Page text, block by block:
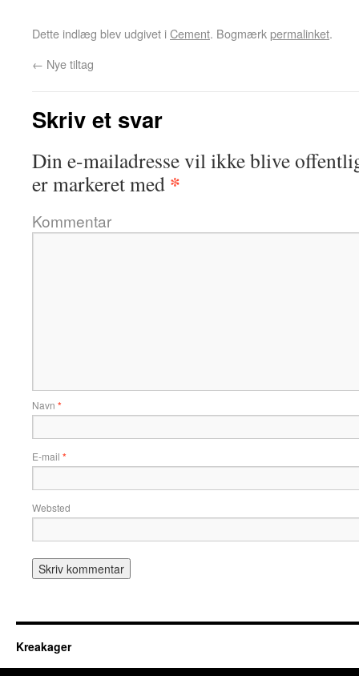
Dette indlæg blev udgivet iCement. Bogmærkpermalinket.
← Nye tiltag
Skriv et svar
Din e-mailadresse vil ikke blive
er markeret med *
Kommentar
Navn *
E-mail *
Websted
Kreakager